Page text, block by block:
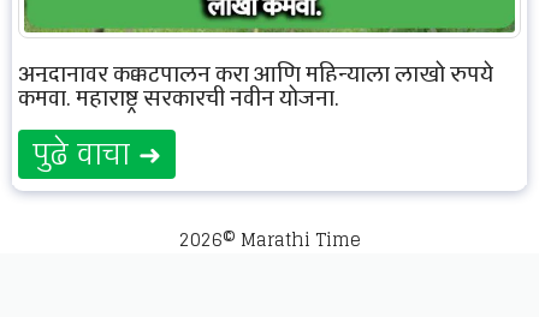
अनुदानावर कुक्कुटपालन करा आणि महिन्याला लाखो रुपये
कमवा. महाराष्ट्र सरकारची नवीन योजना.
पुढे वाचा ➜
2026© Marathi Time